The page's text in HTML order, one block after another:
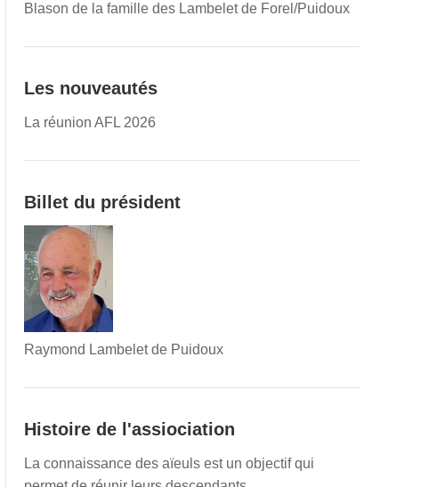
Blason de la famille des Lambelet de Forel/Puidoux
Les nouveautés
La réunion AFL 2026
Billet du président
Raymond Lambelet de Puidoux
Histoire de l'assiociation
La connaissance des aïeuls est un objectif qui